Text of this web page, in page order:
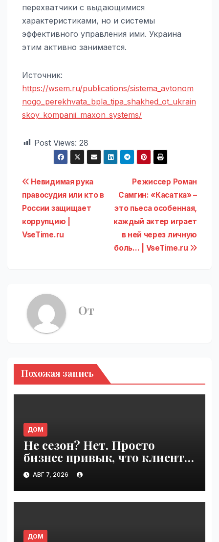
перехватчики с выдающимися
характеристиками, но и системы
эффективного управления ими. Украина
этим активно занимается.
Источник:
https://wsem.ru/publications/sistema_avtonom
nogo_perekhvata_bpla_tipa_shakhed_ot_ukrain
skoy_kompanii_maxon_systems/
Post Views: 28
Навигация
по
записям
Режиссер Роман
Самгин: «Касатка» –
это пьеса особенная,
каждый актер играет
в ней через личную
боль… | VseTime.ru
Невидимая рука
правосудия или кто в
России защищает
коррупцию |
VseTime.ru
От
Похожая запись
ДОМ
Не сезон? Нет. Просто
бизнес привык, что клиенты
сами приходят | VseTime.ru
АВГ 7, 2026
ДОМ